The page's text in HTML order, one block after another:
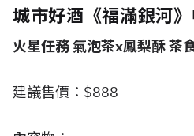
城市好酒《福滿銀河
火星任務 氣泡茶x鳳梨酥 茶
建議售價：$888